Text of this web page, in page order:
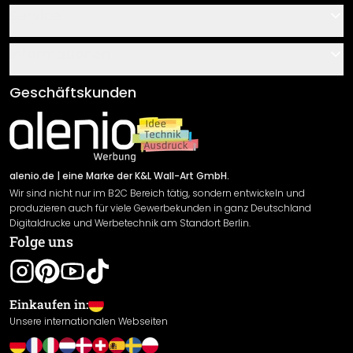
Über uns
Klebe- und Montageanleitungen
Newsletter An-/Abmeldung
Sendungsverfolgung
AGB
Impressum
Versand & Zahlung
Rücksendung
Widerrufsrecht
Datenschutzerklärung
Gewährleistung
Leistungserklärung / CE-Zeichen
Cookie Einstellungen
Geschäftskunden
alenio.de | eine Marke der K&L Wall-Art GmbH.
Wir sind nicht nur im B2C Bereich tätig, sondern entwickeln und
produzieren auch für viele Gewerbekunden in ganz Deutschland
Digitaldrucke und Werbetechnik am Standort Berlin.
Folge uns
Einkaufen in:
Unsere internationalen Webseiten